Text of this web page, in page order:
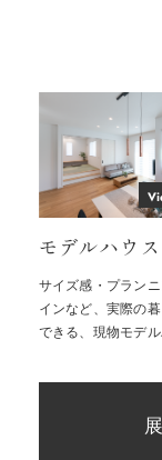
モデルハウス
サイズ感・プラン
インなど、実際の
できる、現物モデル